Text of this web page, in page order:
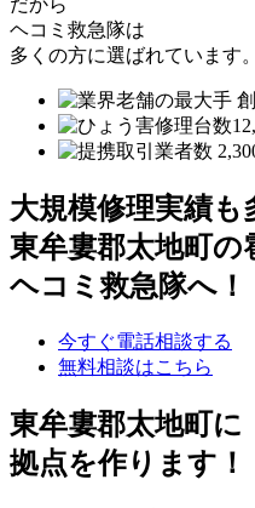
ヘコミ救急隊は
多くの方に選ばれています。
大規模修理実績も
東牟婁郡太地町の
ヘコミ救急隊へ！
今すぐ電話相談する
無料相談はこちら
東牟婁郡太地町に
拠点を作ります！